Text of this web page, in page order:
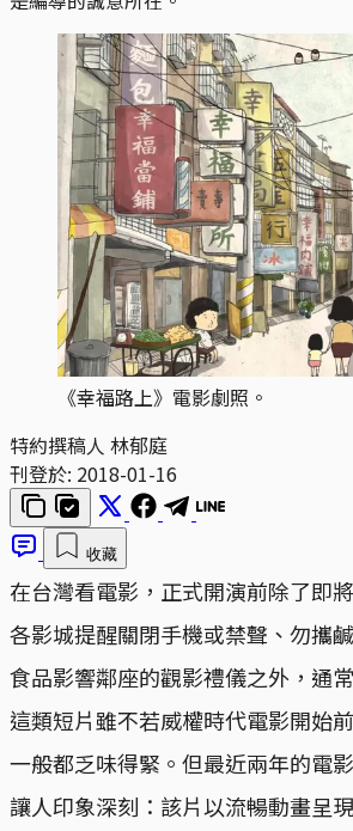
《幸福路上》電影劇照。
特約撰稿人 林郁庭
刊登於: 2018-01-16
收藏
在台灣看電影，正式開演前除了即
各影城提醒關閉手機或禁聲、勿攜
食品影響鄰座的觀影禮儀之外，
這類短片雖不若威權時代電影開始
一般都乏味得緊。但最近兩年的電
讓人印象深刻：該片以流暢動畫呈